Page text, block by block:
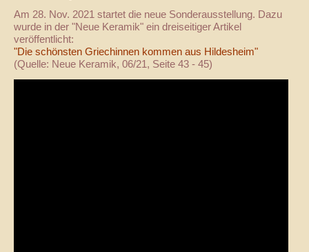
Am 28. Nov. 2021 startet die neue Sonderausstellung. Dazu
wurde in der "Neue Keramik" ein dreiseitiger Artikel
veröffentlicht:
"Die schönsten Griechinnen kommen aus Hildesheim"
(Quelle: Neue Keramik, 06/21, Seite 43 - 45)